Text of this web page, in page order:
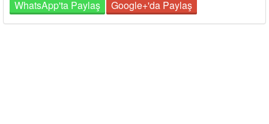
WhatsApp'ta Paylaş
Google+'da Paylaş